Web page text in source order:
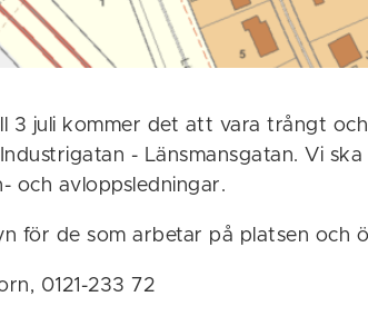
3 juli kommer det att vara trångt
- Länsmansgatan. Vi
och avloppsledningar.
för de som arbetar på platsen och
0121-233 72